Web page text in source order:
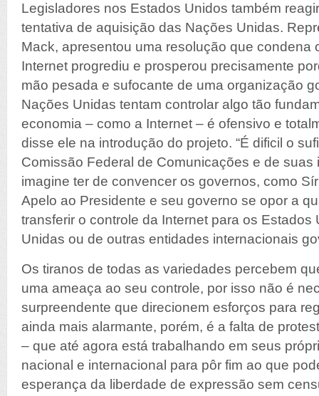
Legisladores nos Estados Unidos também
tentativa de aquisição das Nações Unidas.
Mack, apresentou uma resolução que condena
Internet progrediu e prosperou precisamente
mão pesada e sufocante de uma organização
Nações Unidas tentam controlar algo tão
economia – como a Internet – é ofensivo e
disse ele na introdução do projeto. “É dificil o
Comissão Federal de Comunicações e de suas
imagine ter de convencer os governos, como
Apelo ao Presidente e seu governo se opor a
transferir o controle da Internet para os Estados
Unidas ou de outras entidades internacionais
Os tiranos de todas as variedades percebem
uma ameaça ao seu controle, por isso não é
surpreendente que direcionem esforços para
ainda mais alarmante, porém, é a falta de
– que até agora está trabalhando em seus
nacional e internacional para pôr fim ao que
esperança da liberdade de expressão sem